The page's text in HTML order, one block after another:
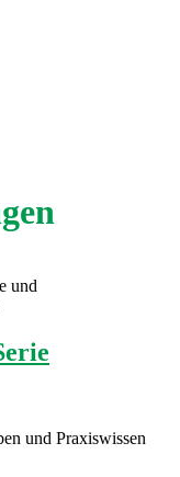
und
und Praxiswissen